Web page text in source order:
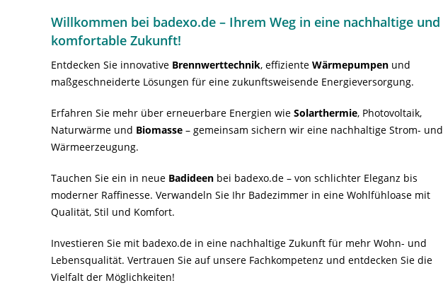
Willkommen bei badexo.de – Ihrem Weg in eine nachhaltige und
komfortable Zukunft!
Entdecken Sie innovative Brennwerttechnik, effiziente Wärmepumpen und
maßgeschneiderte Lösungen für eine zukunftsweisende Energieversorgung.
Erfahren Sie mehr über erneuerbare Energien wie Solarthermie, Photovoltaik,
Naturwärme und Biomasse – gemeinsam sichern wir eine nachhaltige Strom- und
Wärmeerzeugung.
Tauchen Sie ein in neue Badideen bei badexo.de – von schlichter Eleganz bis
moderner Raffinesse. Verwandeln Sie Ihr Badezimmer in eine Wohlfühloase mit
Qualität, Stil und Komfort.
Investieren Sie mit badexo.de in eine nachhaltige Zukunft für mehr Wohn- und
Lebensqualität. Vertrauen Sie auf unsere Fachkompetenz und entdecken Sie die
Vielfalt der Möglichkeiten!